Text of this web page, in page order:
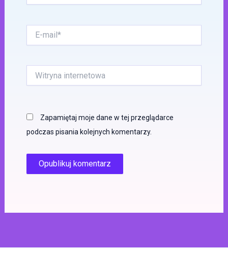
mail*
internetowa
Zapamiętaj moje dane w tej przeglądarce
podczas pisania kolejnych komentarzy.